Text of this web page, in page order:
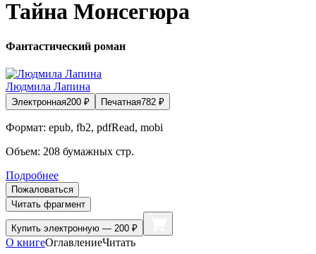
Тайна Монсегюра
Фантастический роман
Людмила Лапина
Электронная200 ₽ Печатная782 ₽
Формат: epub, fb2, pdfRead, mobi
Объем: 208 бумажных стр.
Подробнее
Пожаловаться
Читать фрагмент
Купить электронную — 200 ₽
О книгеОглавлениеЧитать